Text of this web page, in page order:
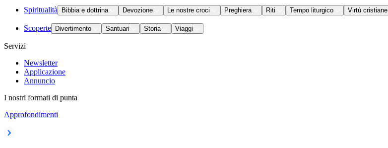
Spiritualità Bibbia e dottrina Devozione Le nostre croci Preghiera Riti Tempo liturgico Virtù cristiane
Scoperte Divertimento Santuari Storia Viaggi
Servizi
Newsletter
Applicazione
Annuncio
I nostri formati di punta
Approfondimenti